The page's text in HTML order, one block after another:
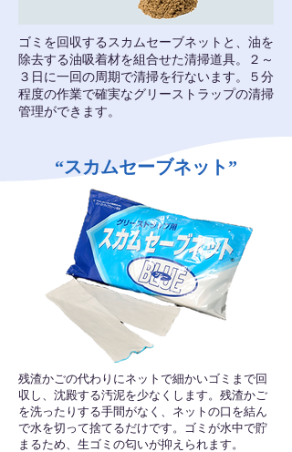
ゴミを回収するスカムセーブネットと、油を
除去する油吸着材を組合せた清掃道具。２～
３日に一回の周期で清掃を行ないます。５分
程度の作業で確実なグリーストラップの清掃
管理ができます。
“スカムセーブネット”
残渣かごの代わりにネットで細かいゴミまで回
収し、沈殿する汚泥を少なくします。残渣かご
を洗ったりする手間がなく、ネットの口を結ん
で水を切って捨てるだけです。ゴミが水中で貯
まるため、生ゴミの匂いが抑えられます。